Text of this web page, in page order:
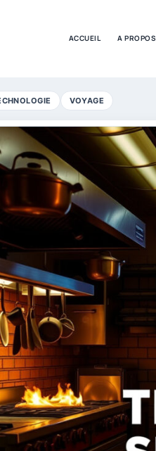
ACCUEIL A PROPOS
VOYAGE